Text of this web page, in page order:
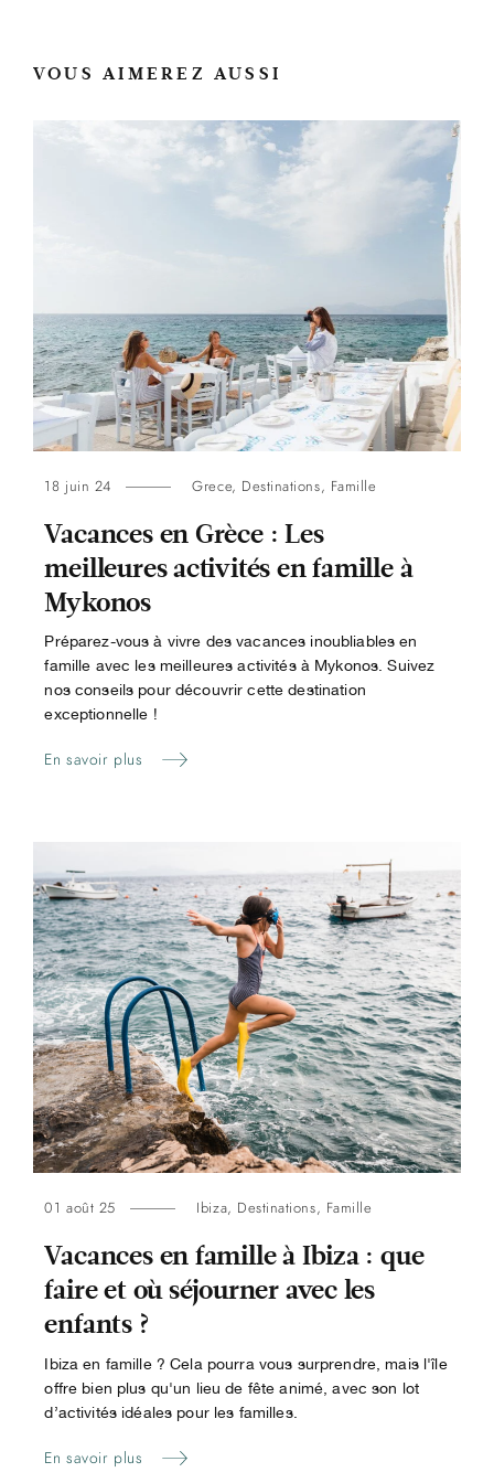
VOUS AIMEREZ AUSSI
18 juin 24 Grece, Destinations, Famille
Vacances en Grèce : Les
meilleures activités en famille à
Mykonos
Préparez-vous à vivre des vacances inoubliables en
famille avec les meilleures activités à Mykonos. Suivez
nos conseils pour découvrir cette destination
exceptionnelle !
En savoir plus
01 août 25 Ibiza, Destinations, Famille
Vacances en famille à Ibiza : que
faire et où séjourner avec les
enfants ?
Ibiza en famille ? Cela pourra vous surprendre, mais l'île
offre bien plus qu'un lieu de fête animé, avec son lot
d’activités idéales pour les familles.
En savoir plus